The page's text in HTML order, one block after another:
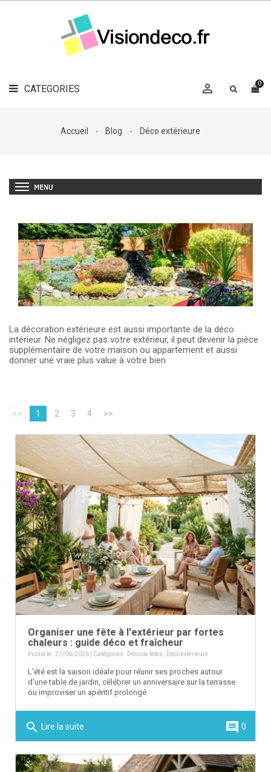
CATEGORIES 0

LE
MAG
DÉCO

ACCESSOIRES
Accueil Blog Déco extérieure
La décoration extérieure est aussi importante de la déco
intérieur. Ne négligez pas votre extérieur, il peut devenir la pièce
supplémentaire de votre maison ou appartement et aussi
donner une vraie plus value à votre bien
<< 1 2 3 4 >>
Organiser une fête à l'extérieur par fortes
chaleurs : guide déco et fraîcheur
Publié le : 27/06/2026 | Catégories : Déco de fêtes Déco extérieure
L'été est la saison idéale pour réunir ses proches autour
d'une table de jardin, célébrer un anniversaire sur la terrasse
ou improviser un apéritif prolongé.
search Lire la suite comment 0